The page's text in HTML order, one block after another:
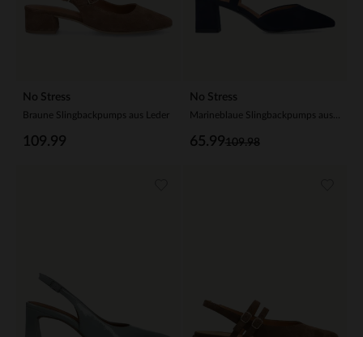
No Stress
Braune Slingbackpumps aus Leder
109.99
No Stress
109.98
65.99